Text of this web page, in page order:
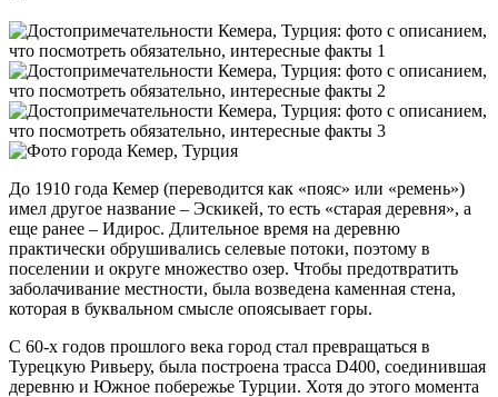
До 1910 года Кемер (переводится как «пояс» или «ремень»)
имел другое название – Эскикей, то есть «старая деревня», а
еще ранее – Идирос. Длительное время на деревню
практически обрушивались селевые потоки, поэтому в
поселении и округе множество озер. Чтобы предотвратить
заболачивание местности, была возведена каменная стена,
которая в буквальном смысле опоясывает горы.
С 60-х годов прошлого века город стал превращаться в
Турецкую Ривьеру, была построена трасса D400, соединившая
деревню и Южное побережье Турции. Хотя до этого момента